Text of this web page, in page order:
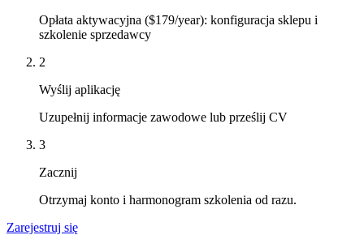
Opłata aktywacyjna ($179/year): konfiguracja sklepu i
szkolenie sprzedawcy
2
Wyślij aplikację
Uzupełnij informacje zawodowe lub prześlij CV
3
Zacznij
Otrzymaj konto i harmonogram szkolenia od razu.
Zarejestruj się